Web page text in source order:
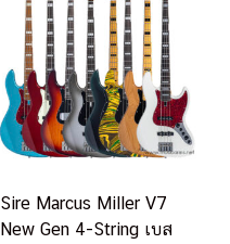
Sire Marcus Miller V7
New Gen 4-String เบส